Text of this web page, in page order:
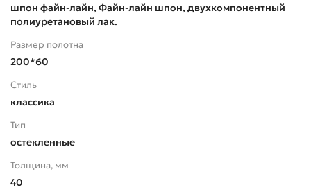
шпон файн-лайн, Файн-лайн шпон, двухкомпонентный
полиуретановый лак.
Размер полотна
200*60
Стиль
классика
Тип
остекленные
Толщина, мм
40